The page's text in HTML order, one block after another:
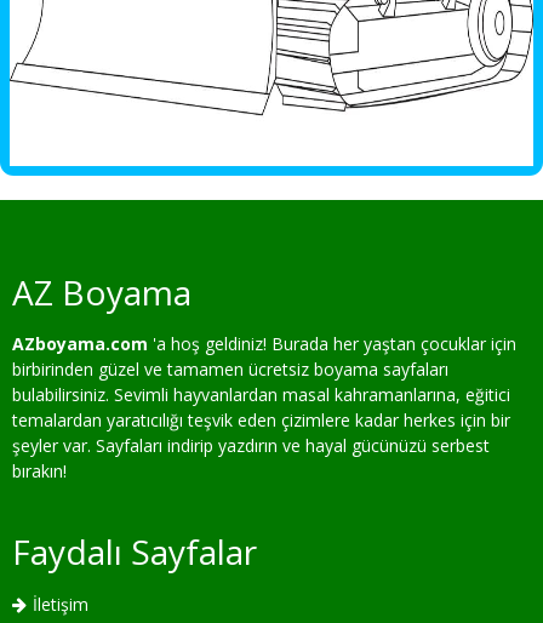
AZ Boyama
AZboyama.com 'a hoş geldiniz! Burada her yaştan çocuklar için
birbirinden güzel ve tamamen ücretsiz boyama sayfaları
bulabilirsiniz. Sevimli hayvanlardan masal kahramanlarına, eğitici
temalardan yaratıcılığı teşvik eden çizimlere kadar herkes için bir
şeyler var. Sayfaları indirip yazdırın ve hayal gücünüzü serbest
bırakın!
Faydalı Sayfalar
İletişim